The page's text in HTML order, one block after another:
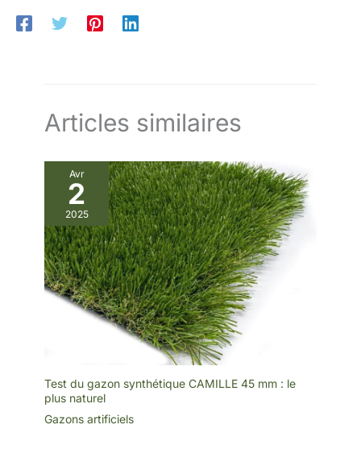
Moelleux, confortable et sans risque, que ce soit sur un tapis
Articles similaires
Avr
2
2025
Test du gazon synthétique CAMILLE 45 mm : le
plus naturel
Gazons artificiels